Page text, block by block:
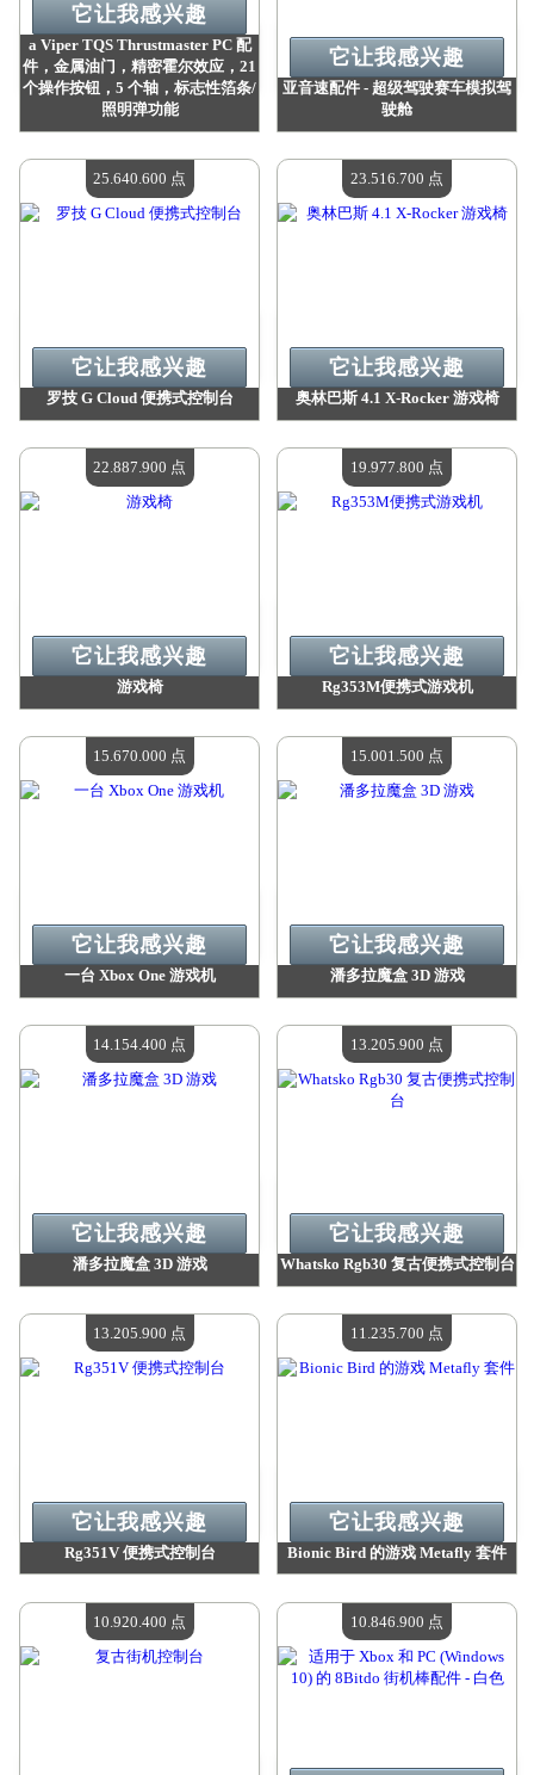
a Viper TQS Thrustmaster PC 配
件，金属油门，精密霍尔效应，21
个操作按钮，5 个轴，标志性箔条/
照明弹功能
现有数量：4
它让我感兴趣
亚音速配件 - 超级驾驶赛车模拟驾
驶舱
现有数量：4
它让我感兴趣
罗技 G Cloud 便携式控制台
现有数量：4
它让我感兴趣
25.640.600 点
奥林巴斯 4.1 X-Rocker 游戏椅
现有数量：4
它让我感兴趣
23.516.700 点
游戏椅
现有数量：4
它让我感兴趣
22.887.900 点
Rg353M便携式游戏机
现有数量：4
它让我感兴趣
19.977.800 点
一台 Xbox One 游戏机
现有数量：4
它让我感兴趣
15.670.000 点
潘多拉魔盒 3D 游戏
现有数量：4
它让我感兴趣
15.001.500 点
潘多拉魔盒 3D 游戏
现有数量：4
它让我感兴趣
14.154.400 点
Whatsko Rgb30 复古便携式控制台
现有数量：4
它让我感兴趣
13.205.900 点
Rg351V 便携式控制台
现有数量：4
它让我感兴趣
13.205.900 点
Bionic Bird 的游戏 Metafly 套件
现有数量：4
它让我感兴趣
11.235.700 点
10.920.400 点 10.846.900 点